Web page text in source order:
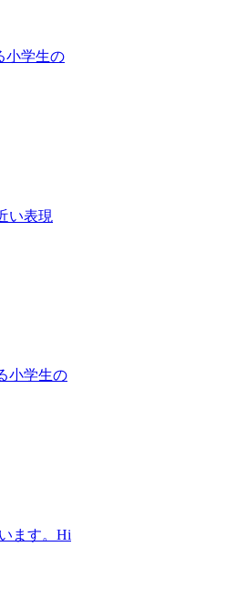
小学生の
い表現
小学生の
ます。Hi